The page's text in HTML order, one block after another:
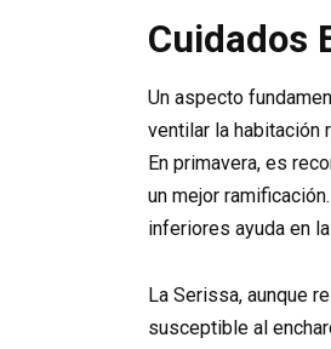
Cuidados
Un aspecto
ventilar la habitación
En primavera, es
un mejor
inferiores ayuda en
La Serissa, aunque
susceptible al